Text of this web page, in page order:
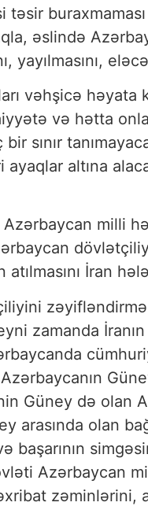
təsir
əslində
yayılmasını,
vəhşicə həyata
və hətta
sınır
altına
milli
İran
zamanda
Güney də olan
arasında olan
başarının
Azərbaycan